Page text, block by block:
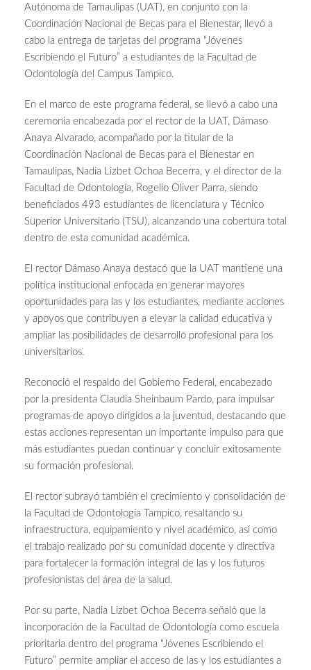
Autónoma de Tamaulipas (UAT), en conjunto con la
Coordinación Nacional de Becas para el Bienestar, llevó a
cabo la entrega de tarjetas del programa “Jóvenes
Escribiendo el Futuro” a estudiantes de la Facultad de
Odontología del Campus Tampico.
En el marco de este programa federal, se llevó a cabo una
ceremonia encabezada por el rector de la UAT, Dámaso
Anaya Alvarado, acompañado por la titular de la
Coordinación Nacional de Becas para el Bienestar en
Tamaulipas, Nadia Lizbet Ochoa Becerra, y el director de la
Facultad de Odontología, Rogelio Oliver Parra, siendo
beneficiados 493 estudiantes de licenciatura y Técnico
Superior Universitario (TSU), alcanzando una cobertura total
dentro de esta comunidad académica.
El rector Dámaso Anaya destacó que la UAT mantiene una
política institucional enfocada en generar mayores
oportunidades para las y los estudiantes, mediante acciones
y apoyos que contribuyen a elevar la calidad educativa y
ampliar las posibilidades de desarrollo profesional para los
universitarios.
Reconoció el respaldo del Gobierno Federal, encabezado
por la presidenta Claudia Sheinbaum Pardo, para impulsar
programas de apoyo dirigidos a la juventud, destacando que
estas acciones representan un importante impulso para que
más estudiantes puedan continuar y concluir exitosamente
su formación profesional.
El rector subrayó también el crecimiento y consolidación de
la Facultad de Odontología Tampico, resaltando su
infraestructura, equipamiento y nivel académico, así como
el trabajo realizado por su comunidad docente y directiva
para fortalecer la formación integral de las y los futuros
profesionistas del área de la salud.
Por su parte, Nadia Lizbet Ochoa Becerra señaló que la
incorporación de la Facultad de Odontología como escuela
prioritaria dentro del programa “Jóvenes Escribiendo el
Futuro” permite ampliar el acceso de las y los estudiantes a